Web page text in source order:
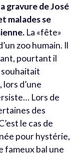
gravure de José
malades se
La «fête»
zoo humain. Il
pourtant il
d’une
Lors de
des
le cas de
pour hystérie,
fameux bal une